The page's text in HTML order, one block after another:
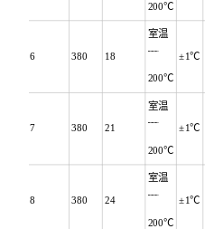
200℃
6 380 18
室温
200℃
±1℃
7 380 21
室温
200℃
±1℃
8 380 24
室温
200℃
±1℃